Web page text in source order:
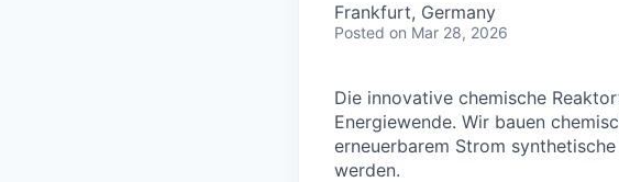
Frankfurt, Germany
Posted on Mar 28, 2026
Die innovative chemische
Energiewende. Wir bauen
erneuerbarem Strom
werden.